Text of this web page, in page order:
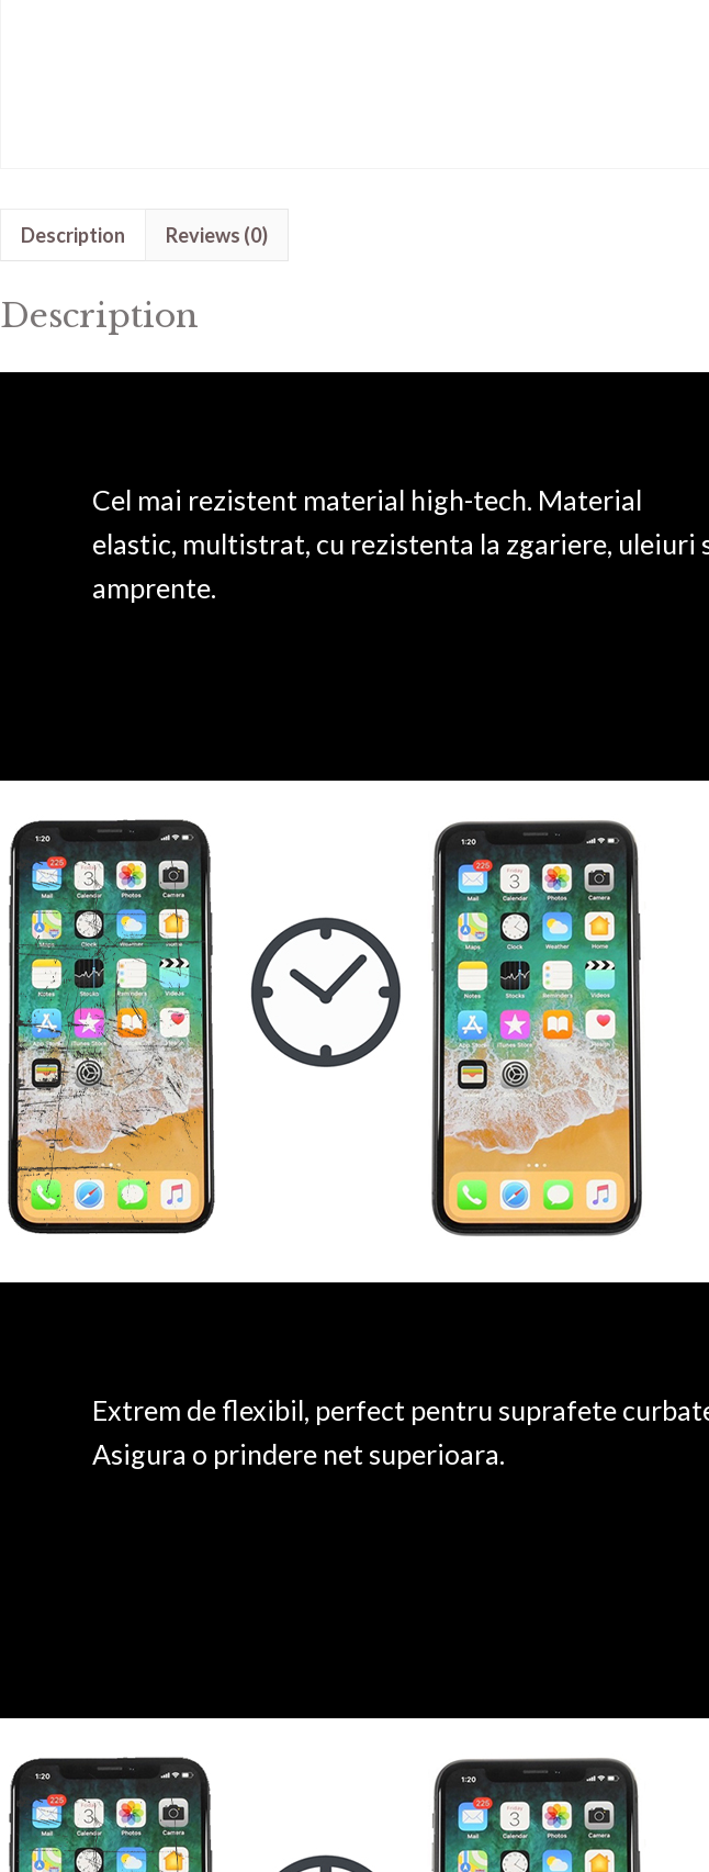
Description Reviews (0)
Description
Cel mai rezistent material high-tech. Material
elastic, multistrat, cu rezistenta la zgariere, uleiuri
amprente.
Extrem de flexibil, perfect pentru suprafete
Asigura o prindere net superioara.